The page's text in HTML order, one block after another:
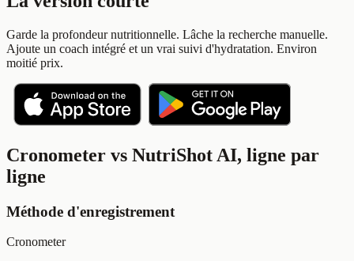
Garde la profondeur nutritionnelle. Lâche la recherche manuelle.
Ajoute un coach intégré et un vrai suivi d'hydratation. Environ
moitié prix.
Cronometer vs NutriShot AI, ligne par
ligne
Méthode d'enregistrement
Cronometer